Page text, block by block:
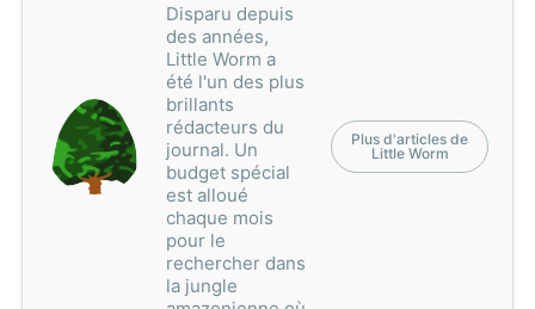
Disparu depuis
des années,
Little Worm a
été l'un des plus
brillants
rédacteurs du
journal. Un
budget spécial
est alloué
chaque mois
pour le
rechercher dans
la jungle
Plus d'articles de
Little Worm